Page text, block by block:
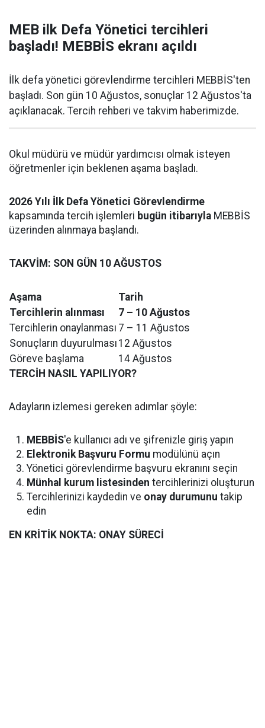
MEB ilk Defa Yönetici tercihleri
başladı! MEBBİS ekranı açıldı
İlk defa yönetici görevlendirme tercihleri MEBBİS'ten
başladı. Son gün 10 Ağustos, sonuçlar 12 Ağustos'ta
açıklanacak. Tercih rehberi ve takvim haberimizde.
Okul müdürü ve müdür yardımcısı olmak isteyen
öğretmenler için beklenen aşama başladı.
2026 Yılı İlk Defa Yönetici Görevlendirme
kapsamında tercih işlemleri bugün itibarıyla MEBBİS
üzerinden alınmaya başlandı.
TAKVİM: SON GÜN 10 AĞUSTOS
Aşama
Tarih
Tercihlerin alınması
7 – 10 Ağustos
Tercihlerin onaylanması 7 – 11 Ağustos
Sonuçların duyurulması 12 Ağustos
Göreve başlama
14 Ağustos
TERCİH NASIL YAPILIYOR?
Adayların izlemesi gereken adımlar şöyle:
MEBBİS'e kullanıcı adı ve şifrenizle giriş yapın
Elektronik Başvuru Formu modülünü açın
Yönetici görevlendirme başvuru ekranını seçin
Münhal kurum listesinden tercihlerinizi oluşturun
Tercihlerinizi kaydedin ve onay durumunu takip
edin
EN KRİTİK NOKTA: ONAY SÜRECİ